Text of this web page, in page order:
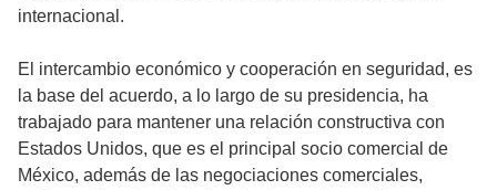
internacional.
El intercambio económico y cooperación en seguridad, es
la base del acuerdo, a lo largo de su presidencia, ha
trabajado para mantener una relación constructiva con
Estados Unidos, que es el principal socio comercial de
México, además de las negociaciones comerciales,